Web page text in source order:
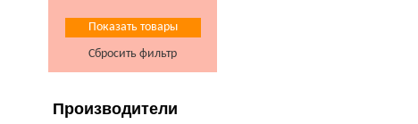
Сбросить фильтр
Производители